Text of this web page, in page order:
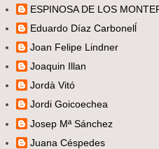
ESPINOSA DE LOS
Eduardo Díaz Carbonelĺ
Joan Felipe Lindner
Joaquin Illan
Jordà Vitó
Jordi Goicoechea
Josep Mª Sánchez
Juana Céspedes